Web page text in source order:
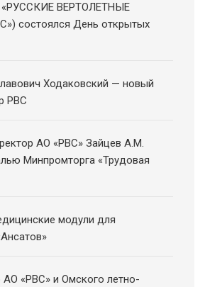
«РУССКИЕ ВЕРТОЛЕТНЫЕ
состоялся День открытых
Ходаковский — новый
РВС
АО «РВС» Зайцев А.М.
Минпромторга «Трудовая
модули для
АО «РВС» и Омского летно-